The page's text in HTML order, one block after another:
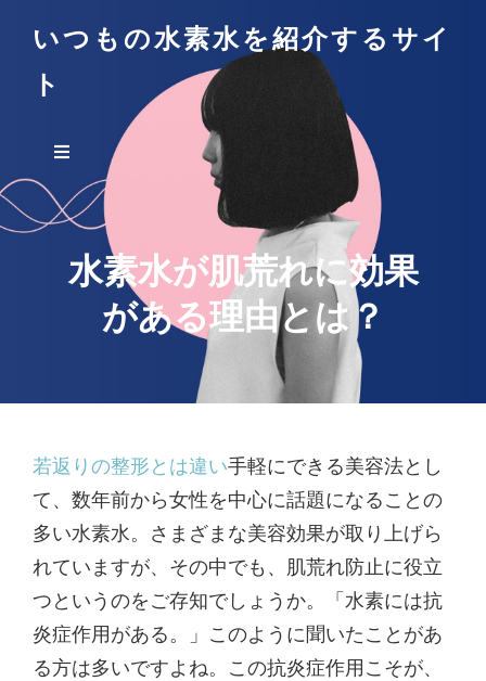
いつもの水素水を紹介するサイ
ト
水素水が肌荒れに効果
がある理由とは？
若返りの整形とは違い手軽にできる美容法とし
て、数年前から女性を中心に話題になることの
多い水素水。さまざまな美容効果が取り上げら
れていますが、その中でも、肌荒れ防止に役立
つというのをご存知でしょうか。「水素には抗
炎症作用がある。」このように聞いたことがあ
る方は多いですよね。この抗炎症作用こそが、